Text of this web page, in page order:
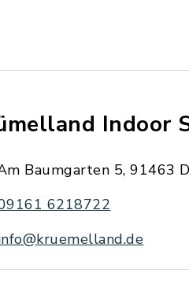
Indoor
Baumgarten 5, 91463
6218722